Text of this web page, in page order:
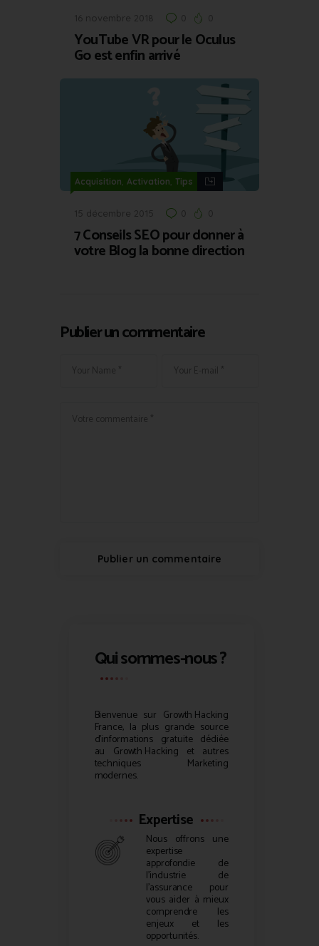
16 novembre 2018 0 0
YouTube VR pour le Oculus
Go est enfin arrivé
Acquisition, Activation, Tips
15 décembre 2015 0 0
7 Conseils SEO pour donner à
votre Blog la bonne direction
Publier un commentaire
Qui sommes-nous ?
Bienvenue sur Growth Hacking
France, la plus grande source
d’informations gratuite dédiée
au Growth Hacking et autres
techniques Marketing
modernes.
Expertise
Nous offrons une
expertise
approfondie de
l’industrie de
l’assurance pour
vous aider à mieux
comprendre les
enjeux et les
opportunités.